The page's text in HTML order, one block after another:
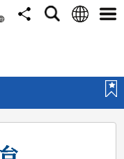
分
搜
语
选